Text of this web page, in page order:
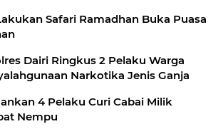
Safari Ramadhan Buka Puasa
Dairi Ringkus 2 Pelaku Warga
Narkotika Jenis Ganja
4 Pelaku Curi Cabai Milik
Nempu